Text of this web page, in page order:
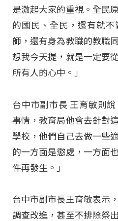
是激起大家的重視。全民
的國民、全民，還有就
師，還有身為教職的教職
想我今天提，就是一定要
所有人的心中。」
台中市副市長 王育敏則
事情，教育局他會去針對
學校，他們自己去做一些
的一方面是懲處，一方面
件再發生。」
台中市副市長王育敏表示
調查改進，甚至不排除祭